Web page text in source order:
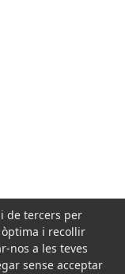
de tercers per
i recollir
nos a les teves
sense acceptar